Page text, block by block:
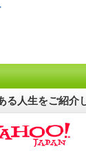
る人生をご紹介